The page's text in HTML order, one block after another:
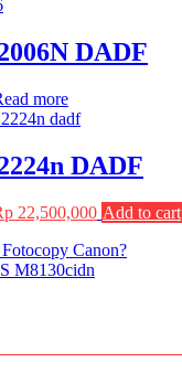
DADF
more
DADF
25,000,000.
22,500,000Current
is:
Add to cart
Canon?
M8130cidn